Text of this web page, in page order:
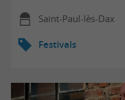
Saint-Paul-lès-Dax
Festivals